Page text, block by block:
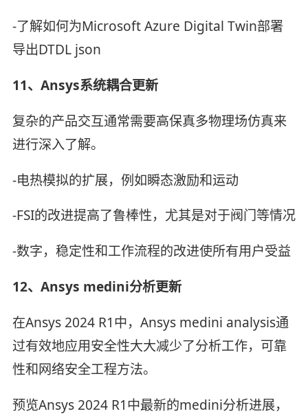
-了解如何为Microsoft Azure Digital Twin部署
导出DTDL json
11、Ansys系统耦合更新
复杂的产品交互通常需要高保真多物理场仿真来
进行深入了解。
-电热模拟的扩展，例如瞬态激励和运动
-FSI的改进提高了鲁棒性，尤其是对于阀门等情况
-数字，稳定性和工作流程的改进使所有用户受益
12、Ansys medini分析更新
在Ansys 2024 R1中，Ansys medini analysis通
过有效地应用安全性大大减少了分析工作，可靠
性和网络安全工程方法。
预览Ansys 2024 R1中最新的medini分析进展，